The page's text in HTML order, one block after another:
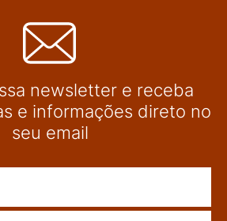
newsletter e receba
e informações direto no
seu email